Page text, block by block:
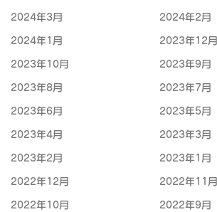
2024年3月 2024年2月
2024年1月 2023年12月
2023年10月 2023年9月
2023年8月 2023年7月
2023年6月 2023年5月
2023年4月 2023年3月
2023年2月 2023年1月
2022年12月 2022年11月
2022年10月 2022年9月